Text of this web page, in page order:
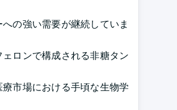
の強い需要が継続していま
ロンで構成される非糖タン
市場における手頃な生物学